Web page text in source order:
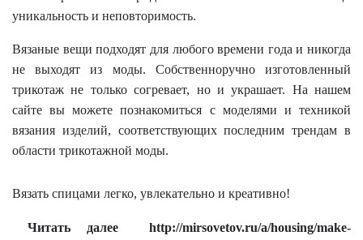
уникальность и неповторимость.
Вязаные вещи подходят для любого времени года и никогда
не выходят из моды. Собственноручно изготовленный
трикотаж не только согревает, но и украшает. На нашем
сайте вы можете познакомиться с моделями и техникой
вязания изделий, соответствующих последним трендам в
области трикотажной моды.
Вязать спицами легко, увлекательно и креативно!
Читать далее http://mirsovetov.ru/a/housing/make-